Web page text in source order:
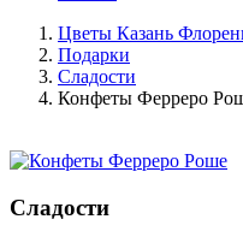
Цветы Казань
Подарки
Сладости
Конфеты Ферреро
Сладости